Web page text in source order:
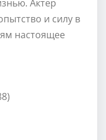
Актер
и силу в
настоящее